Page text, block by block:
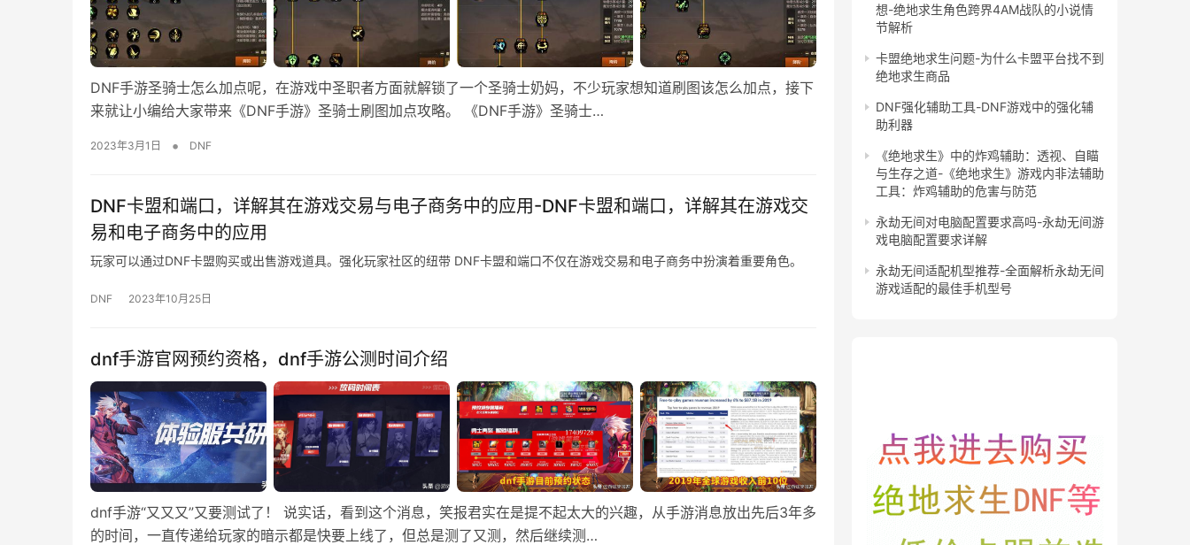
DNF手游圣骑士怎么加点呢，在游戏中圣职者方面就解锁了一个圣骑士奶妈，不少玩家想知道刷图该怎么加点，接下
来就让小编给大家带来《DNF手游》圣骑士刷图加点攻略。 《DNF手游》圣骑士…
2023年3月1日 • DNF
DNF卡盟和端口，详解其在游戏交易与电子商务中的应用-DNF卡盟和端口，详解其在游戏交
易和电子商务中的应用
玩家可以通过DNF卡盟购买或出售游戏道具。强化玩家社区的纽带 DNF卡盟和端口不仅在游戏交易和电子商务中扮演着重要角色。
DNF 2023年10月25日
dnf手游官网预约资格，dnf手游公测时间介绍
dnf手游“又又又”又要测试了！ 说实话，看到这个消息，笑报君实在是提不起太大的兴趣，从手游消息放出先后3年多
的时间，一直传递给玩家的暗示都是快要上线了，但总是测了又测，然后继续测…
想-绝地求生角色跨界4AM战队的小说情
节解析
卡盟绝地求生问题-为什么卡盟平台找不到
绝地求生商品
DNF强化辅助工具-DNF游戏中的强化辅
助利器
《绝地求生》中的炸鸡辅助：透视、自瞄
与生存之道-《绝地求生》游戏内非法辅助
工具：炸鸡辅助的危害与防范
永劫无间对电脑配置要求高吗-永劫无间游
戏电脑配置要求详解
永劫无间适配机型推荐-全面解析永劫无间
游戏适配的最佳手机型号